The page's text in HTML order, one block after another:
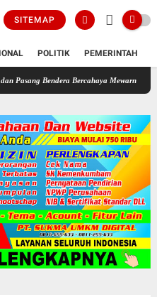
SITEMAP
POLITIK PEMERINTAH
Bercahaya Mewarnai Indonesia